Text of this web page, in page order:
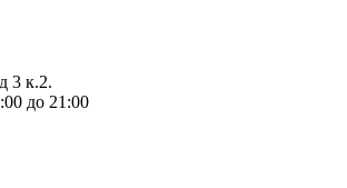
3 к.2.
до 21:00